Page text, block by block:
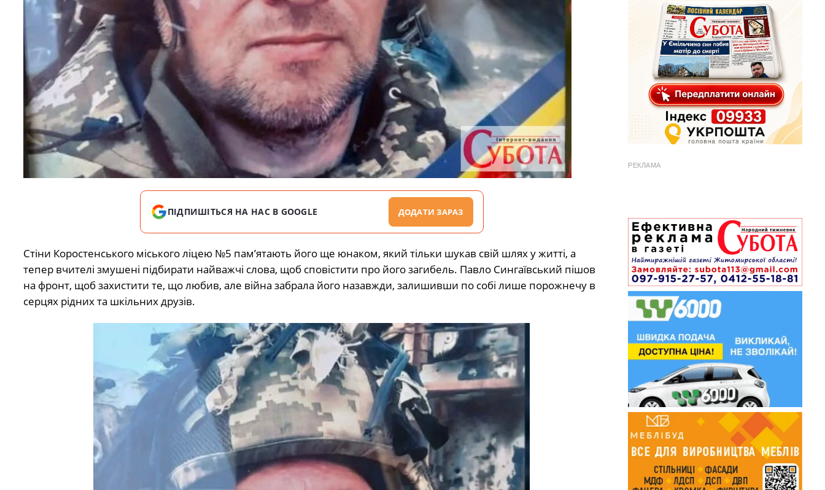
ПІДПИШІТЬСЯ НА НАС В GOOGLE ДОДАТИ ЗАРАЗ
Стіни Коростенського міського ліцею №5 пам’ятають його ще юнаком, який тільки шукав свій шлях у житті, а
тепер вчителі змушені підбирати найважчі слова, щоб сповістити про його загибель. Павло Сингаївський пішов
на фронт, щоб захистити те, що любив, але війна забрала його назавжди, залишивши по собі лише порожнечу в
серцях рідних та шкільних друзів.
РЕКЛАМА